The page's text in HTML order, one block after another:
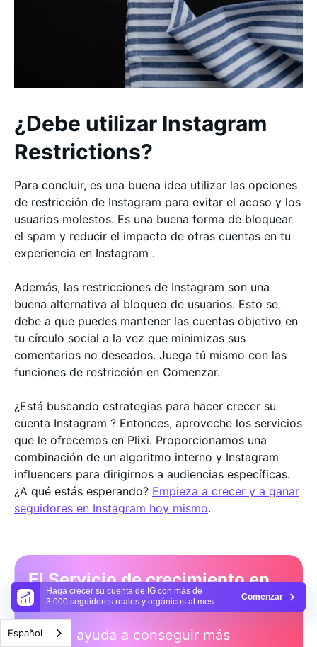
Haga crecer su cuenta de IG con más de
3.000 seguidores reales y orgánicos al mes
Comenzar
¿Debe utilizar Instagram
Restrictions?
Para concluir, es una buena idea utilizar las opciones
de restricción de Instagram para evitar el acoso y los
usuarios molestos. Es una buena forma de bloquear
el spam y reducir el impacto de otras cuentas en tu
experiencia en Instagram .
Además, las restricciones de Instagram son una
buena alternativa al bloqueo de usuarios. Esto se
debe a que puedes mantener las cuentas objetivo en
tu círculo social a la vez que minimizas sus
comentarios no deseados. Juega tú mismo con las
funciones de restricción en Comenzar.
¿Está buscando estrategias para hacer crecer su
cuenta Instagram ? Entonces, aproveche los servicios
que le ofrecemos en Plixi. Proporcionamos una
combinación de un algoritmo interno y Instagram
influencers para dirigirnos a audiencias específicas.
¿A qué estás esperando? Empieza a crecer y a ganar
seguidores en Instagram hoy mismo.
El Servicio de crecimiento en
Instagram n.º1
Plixi le ayuda a conseguir más
Español